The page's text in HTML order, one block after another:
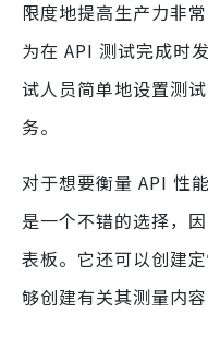
限度地提高生产力非
为在 API 测试完成时
试人员简单地设置测
务。
对于想要衡量 API 性
是一个不错的选择，
表板。它还可以创建
够创建有关其测量内容